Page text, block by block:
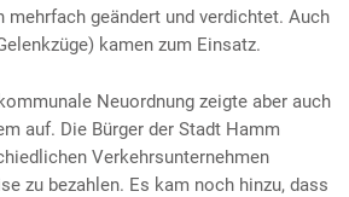
mehrfach geändert und verdichtet. Auch
kamen zum Einsatz.
Neuordnung zeigte aber auch
auf. Die Bürger der Stadt Hamm
Verkehrsunternehmen
zu bezahlen. Es kam noch hinzu, dass